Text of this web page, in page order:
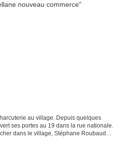
au village. Depuis quelques
ses portes au 19 dans la rue nationale.
dans le village, Stéphane Roubaud